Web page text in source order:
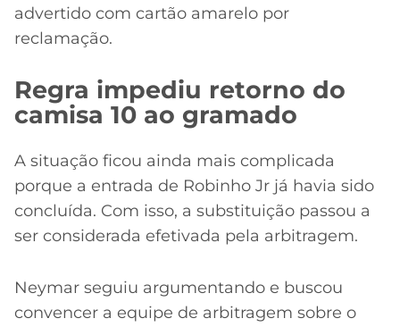
advertido com cartão amarelo por
reclamação.
Regra impediu retorno do
camisa 10 ao gramado
A situação ficou ainda mais complicada
porque a entrada de Robinho Jr já havia sido
concluída. Com isso, a substituição passou a
ser considerada efetivada pela arbitragem.
Neymar seguiu argumentando e buscou
convencer a equipe de arbitragem sobre o